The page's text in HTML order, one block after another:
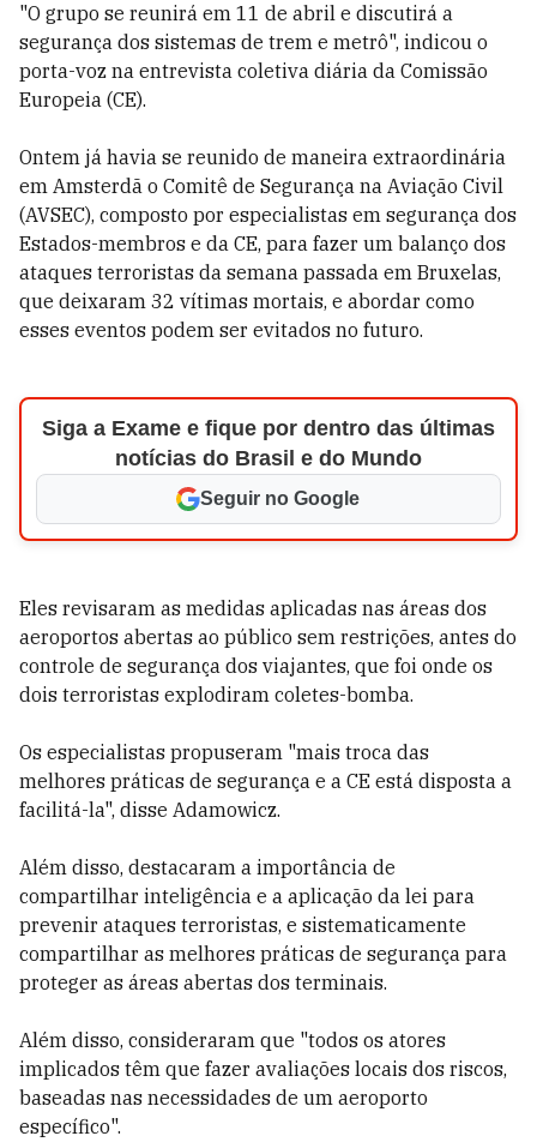
"O grupo se reunirá em 11 de abril e discutirá a
segurança dos sistemas de trem e metrô", indicou o
porta-voz na entrevista coletiva diária da Comissão
Europeia (CE).
Ontem já havia se reunido de maneira extraordinária
em Amsterdã o Comitê de Segurança na Aviação Civil
(AVSEC), composto por especialistas em segurança dos
Estados-membros e da CE, para fazer um balanço dos
ataques terroristas da semana passada em Bruxelas,
que deixaram 32 vítimas mortais, e abordar como
esses eventos podem ser evitados no futuro.
Siga a Exame e fique por dentro das últimas
notícias do Brasil e do Mundo
Seguir no Google
Eles revisaram as medidas aplicadas nas áreas dos
aeroportos abertas ao público sem restrições, antes do
controle de segurança dos viajantes, que foi onde os
dois terroristas explodiram coletes-bomba.
Os especialistas propuseram "mais troca das
melhores práticas de segurança e a CE está disposta a
facilitá-la", disse Adamowicz.
Além disso, destacaram a importância de
compartilhar inteligência e a aplicação da lei para
prevenir ataques terroristas, e sistematicamente
compartilhar as melhores práticas de segurança para
proteger as áreas abertas dos terminais.
Além disso, consideraram que "todos os atores
implicados têm que fazer avaliações locais dos riscos,
baseadas nas necessidades de um aeroporto
específico".